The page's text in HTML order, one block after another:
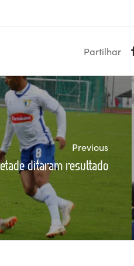
Partilhar
Previous
ditaram resultado